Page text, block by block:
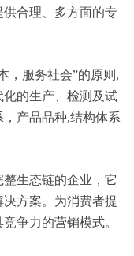
合理、多方面的专
，服务社会”的原则,
的生产、检测及试
产品品种,结构体系
生态链的企业，它
方案。为消费者提
争力的营销模式。